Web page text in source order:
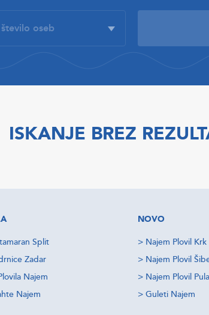
ISKANJE BREZ
Split
Zadar
Najem
Najem
NOVO
> Najem Plovil Krk
> Najem Plovil
> Najem Plovil Pula
> Guleti Najem